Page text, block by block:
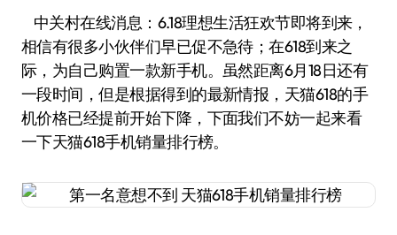
中关村在线消息：6.18理想生活狂欢节即将到来，
相信有很多小伙伴们早已促不急待；在618到来之
际，为自己购置一款新手机。虽然距离6月18日还有
一段时间，但是根据得到的最新情报，天猫618的手
机价格已经提前开始下降，下面我们不妨一起来看
一下天猫618手机销量排行榜。